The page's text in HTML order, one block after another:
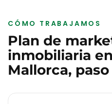
CÓMO TRABAJAMOS
Plan de
inmobiliaria en
Mallorca,